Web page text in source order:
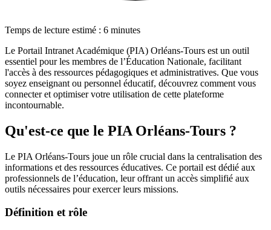
Temps de lecture estimé : 6 minutes
Le Portail Intranet Académique (PIA) Orléans-Tours est un outil
essentiel pour les membres de l’Éducation Nationale, facilitant
l'accès à des ressources pédagogiques et administratives. Que vous
soyez enseignant ou personnel éducatif, découvrez comment vous
connecter et optimiser votre utilisation de cette plateforme
incontournable.
Qu'est-ce que le PIA Orléans-Tours ?
Le PIA Orléans-Tours joue un rôle crucial dans la centralisation des
informations et des ressources éducatives. Ce portail est dédié aux
professionnels de l’éducation, leur offrant un accès simplifié aux
outils nécessaires pour exercer leurs missions.
Définition et rôle